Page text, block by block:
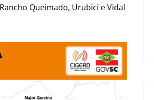
Queimado, Urubici e Vidal